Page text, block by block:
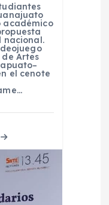
académico
nacional.
Artes
el cenote